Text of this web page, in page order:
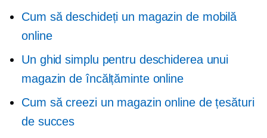
Cum să deschideți un magazin de mobilă
online
Un ghid simplu pentru deschiderea unui
magazin de încălțăminte online
Cum să creezi un magazin online de țesături
de succes